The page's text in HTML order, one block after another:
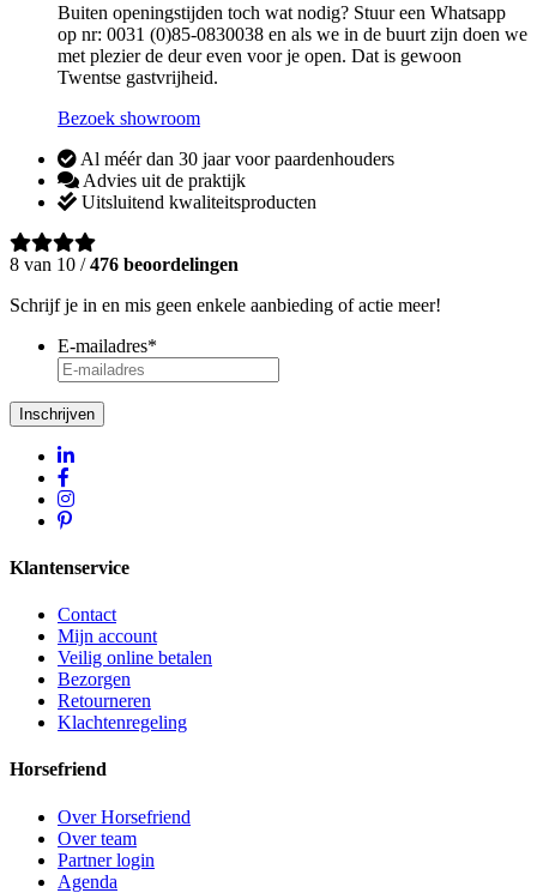
Buiten openingstijden toch wat nodig? Stuur een Whatsapp
op nr: 0031 (0)85-0830038 en als we in de buurt zijn doen we
met plezier de deur even voor je open. Dat is gewoon
Twentse gastvrijheid.
Bezoek showroom
Al méér dan 30 jaar voor paardenhouders
Advies uit de praktijk
Uitsluitend kwaliteitsproducten
8 van 10 /476 beoordelingen
Schrijf je in en mis geen enkele aanbieding of actie meer!
E-mailadres*
Inschrijven
Klantenservice
Contact
Mijn account
Veilig online betalen
Bezorgen
Retourneren
Klachtenregeling
Horsefriend
Over Horsefriend
Over team
Partner login
Agenda